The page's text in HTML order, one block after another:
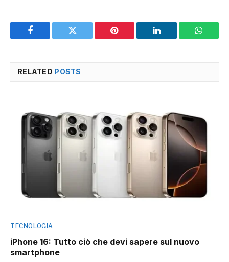
Facebook Twitter Pinterest LinkedIn
RELATED POSTS
TECNOLOGIA
iPhone 16: Tutto ciò che devi sapere sul nuovo
smartphone